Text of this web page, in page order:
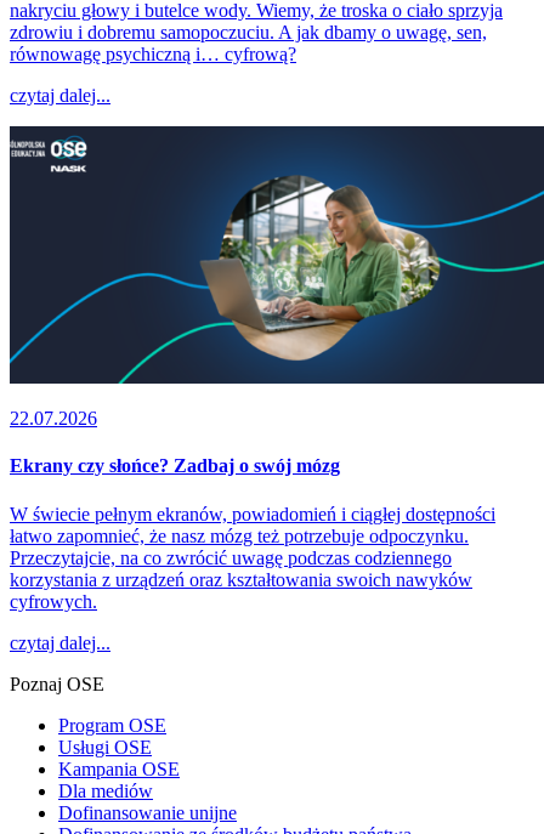
nakryciu głowy i butelce wody. Wiemy, że troska o ciało sprzyja
zdrowiu i dobremu samopoczuciu. A jak dbamy o uwagę, sen,
równowagę psychiczną i… cyfrową?
czytaj dalej...
22.07.2026
Ekrany czy słońce? Zadbaj o swój mózg
W świecie pełnym ekranów, powiadomień i ciągłej dostępności
łatwo zapomnieć, że nasz mózg też potrzebuje odpoczynku.
Przeczytajcie, na co zwrócić uwagę podczas codziennego
korzystania z urządzeń oraz kształtowania swoich nawyków
cyfrowych.
czytaj dalej...
Poznaj OSE
Program OSE
Usługi OSE
Kampania OSE
Dla mediów
Dofinansowanie unijne